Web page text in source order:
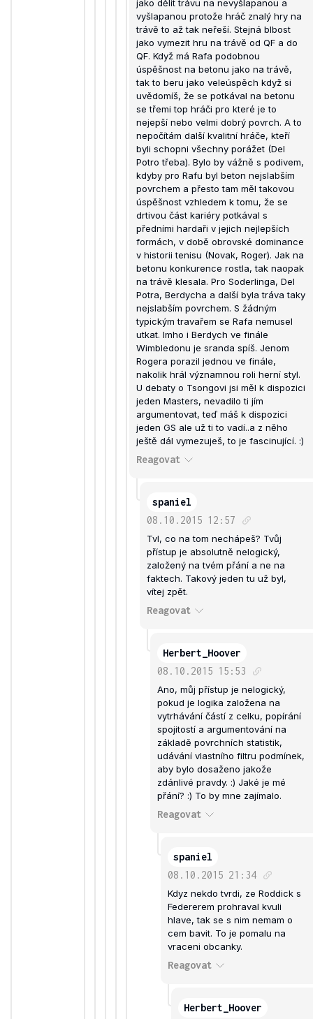
jako dělit trávu na nevyšlapanou a
vyšlapanou protože hráč znalý hry na
trávě to až tak neřeší. Stejná blbost
jako vymezit hru na trávě od QF a do
QF. Když má Rafa podobnou
úspěšnost na betonu jako na trávě,
tak to beru jako veleúspěch když si
uvědomíš, že se potkával na betonu
se třemi top hráči pro které je to
nejepší nebo velmi dobrý povrch. A to
nepočítám další kvalitní hráče, kteří
byli schopni všechny porážet (Del
Potro třeba). Bylo by vážně s podivem,
kdyby pro Rafu byl beton nejslabším
povrchem a přesto tam měl takovou
úspěšnost vzhledem k tomu, že se
drtivou část kariéry potkával s
předními hardaři v jejich nejlepších
formách, v době obrovské dominance
v historii tenisu (Novak, Roger). Jak na
betonu konkurence rostla, tak naopak
na trávě klesala. Pro Soderlinga, Del
Potra, Berdycha a další byla tráva taky
nejslabším povrchem. S žádným
typickým travařem se Rafa nemusel
utkat. Imho i Berdych ve finále
Wimbledonu je sranda spíš. Jenom
Rogera porazil jednou ve finále,
nakolik hrál významnou roli herní styl.
U debaty o Tsongovi jsi měl k dispozici
jeden Masters, nevadilo ti jím
argumentovat, teď máš k dispozici
jeden GS ale už ti to vadí..a z něho
ještě dál vymezuješ, to je fascinující. :)
Reagovat
spaniel
08.10.2015 12:57
Tvl, co na tom nechápeš? Tvůj
přístup je absolutně nelogický,
založený na tvém přání a ne na
faktech. Takový jeden tu už byl,
vítej zpět.
Reagovat
Herbert_Hoover
08.10.2015 15:53
Ano, můj přístup je nelogický,
pokud je logika založena na
vytrhávání částí z celku, popírání
spojitostí a argumentování na
základě povrchních statistik,
udávání vlastního filtru podmínek,
aby bylo dosaženo jakože
zdánlivé pravdy. :) Jaké je mé
přání? :) To by mne zajímalo.
Reagovat
spaniel
08.10.2015 21:34
Kdyz nekdo tvrdi, ze Roddick s
Federerem prohraval kvuli
hlave, tak se s nim nemam o
cem bavit. To je pomalu na
vraceni obcanky.
Reagovat
Herbert_Hoover